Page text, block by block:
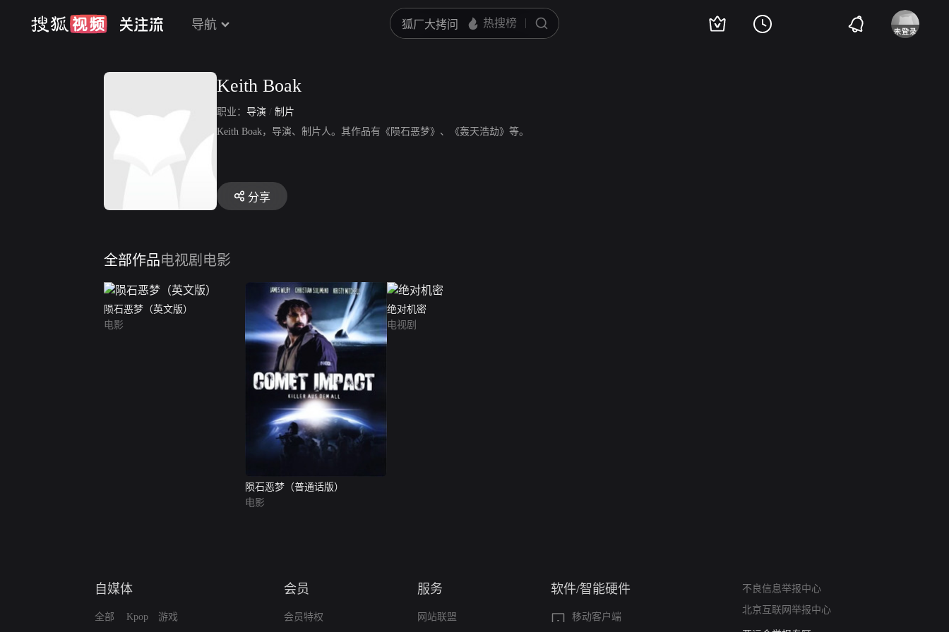
导航
Keith Boak
职业： 导演 / 制片
Keith Boak，导演、制片人。其作品有《陨石恶梦》、《轰天浩劫》等。
分享
全部作品电视剧 电影
陨石恶梦（英文版）
电影
陨石恶梦（普通话版）
电影
绝对机密
电视剧
自媒体
全部 Kpop 游戏
会员
会员特权
服务
网站联盟
软件/智能硬件
移动客户端
不良信息举报中心
北京互联网举报中心
算法推荐专项举报